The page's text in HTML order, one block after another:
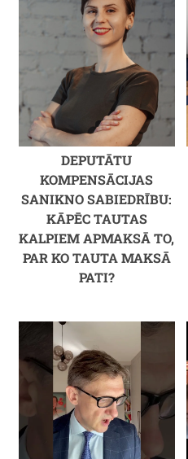
DEPUTĀTU
KOMPENSĀCIJAS
SANIKNO SABIEDRĪBU:
KĀPĒC TAUTAS
KALPIEM APMAKSĀ TO,
PAR KO TAUTA MAKSĀ
PATI?